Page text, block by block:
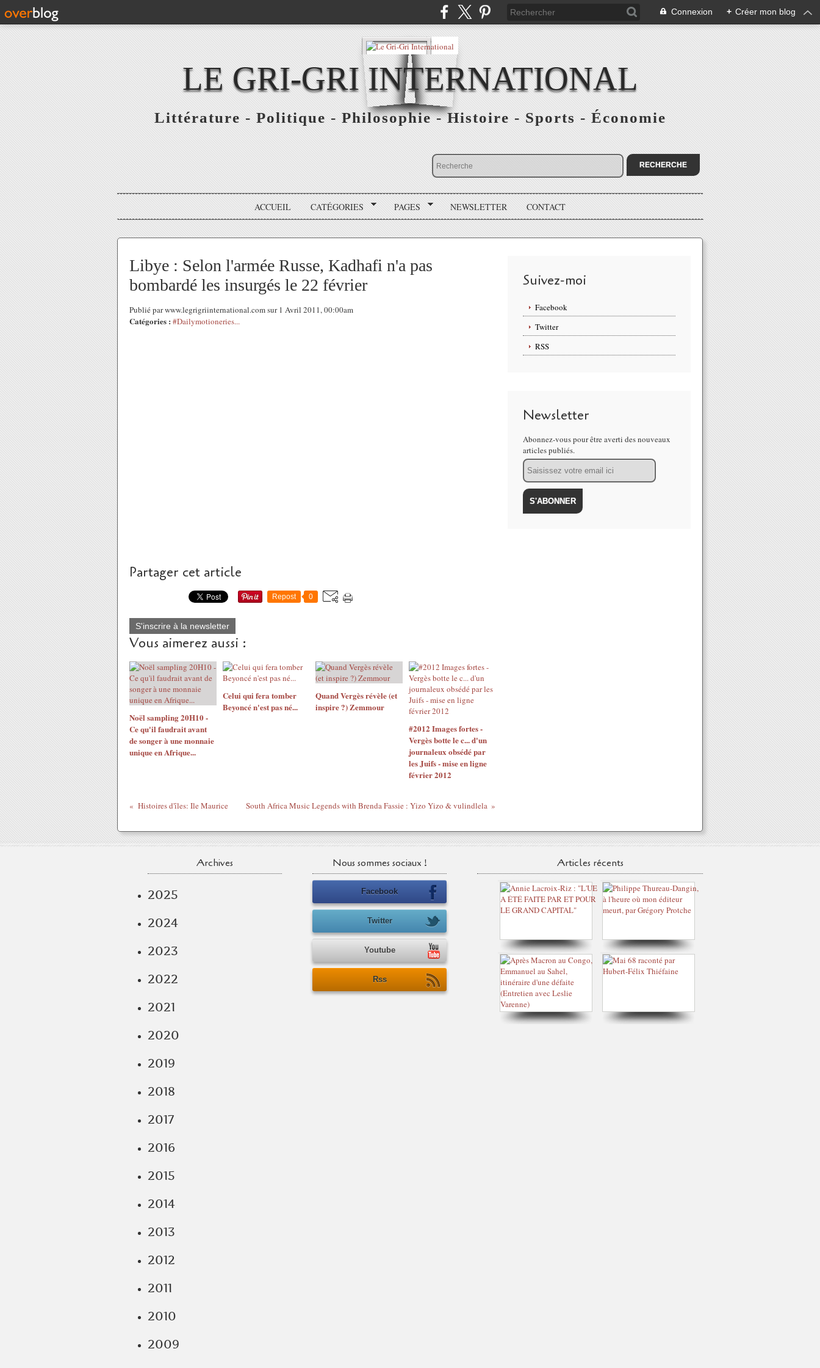
Connexion + Créer mon blog
LE GRI-GRI INTERNATIONAL
Littérature - Politique - Philosophie - Histoire - Sports - Économie
ACCUEIL CATÉGORIES PAGES NEWSLETTER CONTACT
Libye : Selon l'armée Russe, Kadhafi n'a pas
bombardé les insurgés le 22 février
Publié par www.legrigriinternational.com sur 1 Avril 2011, 00:00am
Catégories : #Dailymotioneries...
Partager cet article
Repost 0
S'inscrire à la newsletter
Vous aimerez aussi :
Noël sampling 20H10 -
Ce qu'il faudrait avant
de songer à une monnaie
unique en Afrique...
Celui qui fera tomber
Beyoncé n'est pas né...
Quand Vergès révèle (et
inspire ?) Zemmour
#2012 Images fortes -
Vergès botte le c... d'un
journaleux obsédé par
les Juifs - mise en ligne
février 2012
Histoires d'îles: Ile Maurice South Africa Music Legends with Brenda Fassie : Yizo Yizo & vulindlela
Suivez-moi
Facebook
Twitter
RSS
Newsletter
Abonnez-vous pour être averti des nouveaux
articles publiés.
Email
Archives
2025
2024
2023
2022
2021
2020
2019
2018
2017
2016
2015
2014
2013
2012
2011
2010
2009
Nous sommes sociaux !
Facebook
Twitter
Youtube
Rss
Articles récents